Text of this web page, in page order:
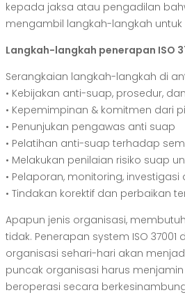
kepada jaksa atau pengadilan
mengambil langkah-langkah
Langkah-langkah penerapan ISO
Serangkaian langkah-langkah di
• Kebijakan anti-suap, prosedur,
• Kepemimpinan & komitmen dari
• Penunjukan pengawas anti suap
• Pelatihan anti-suap terhadap
• Melakukan penilaian risiko suap
• Pelaporan, monitoring,
• Tindakan korektif dan perbaikan
Apapun jenis organisasi,
tidak. Penerapan system ISO
organisasi sehari-hari akan
puncak organisasi harus
beroperasi secara